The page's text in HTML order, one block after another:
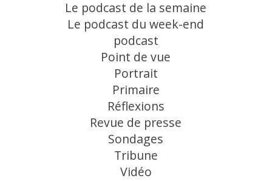
Le podcast de la semaine
Le podcast du week-end
podcast
Point de vue
Portrait
Primaire
Réflexions
Revue de presse
Sondages
Tribune
Vidéo